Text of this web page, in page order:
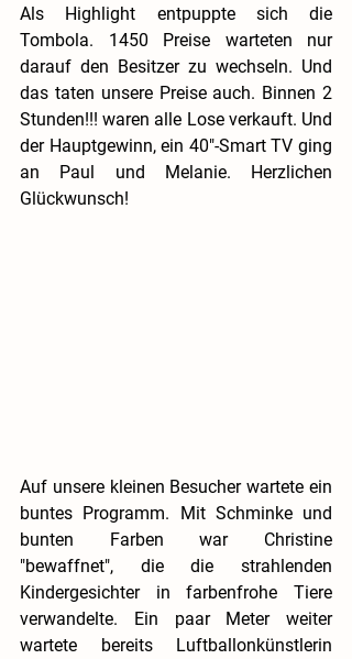
Als Highlight entpuppte sich die
Tombola. 1450 Preise warteten nur
darauf den Besitzer zu wechseln. Und
das taten unsere Preise auch. Binnen 2
Stunden!!! waren alle Lose verkauft. Und
der Hauptgewinn, ein 40"-Smart TV ging
an Paul und Melanie. Herzlichen
Glückwunsch!
Auf unsere kleinen Besucher wartete ein
buntes Programm. Mit Schminke und
bunten Farben war Christine
"bewaffnet", die die strahlenden
Kindergesichter in farbenfrohe Tiere
verwandelte. Ein paar Meter weiter
wartete bereits Luftballonkünstlerin